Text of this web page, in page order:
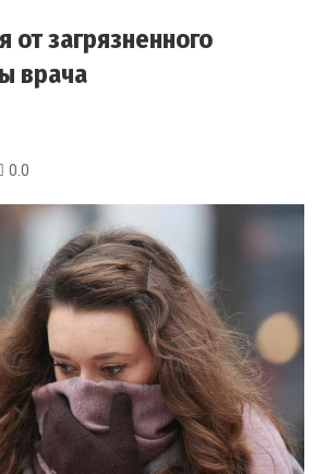
от загрязненного
врача
0.0